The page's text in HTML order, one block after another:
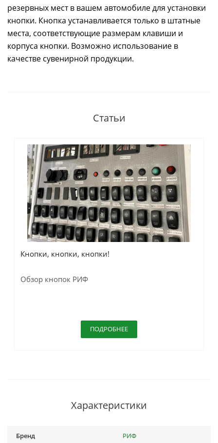
резервных мест в вашем автомобиле для установки
кнопки. Кнопка устанавливается только в штатные
места, соответствующие размерам клавиши и
корпуса кнопки. Возможно использование в
качестве сувенирной продукции.
Статьи
Кнопки, кнопки, кнопки!
Обзор кнопок РИФ
ПОДРОБНЕЕ
Характеристики
Бренд РИФ